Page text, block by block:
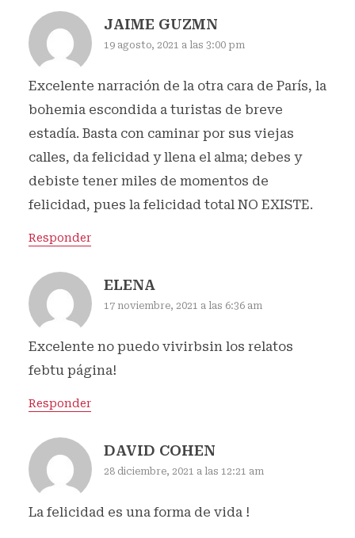
JAIME GUZMN
19 agosto, 2021 a las 3:00 pm
Excelente narración de la otra cara de París, la
bohemia escondida a turistas de breve
estadía. Basta con caminar por sus viejas
calles, da felicidad y llena el alma; debes y
debiste tener miles de momentos de
felicidad, pues la felicidad total NO EXISTE.
Responder
ELENA
17 noviembre, 2021 a las 6:36 am
Excelente no puedo vivirbsin los relatos
febtu página!
Responder
DAVID COHEN
28 diciembre, 2021 a las 12:21 am
La felicidad es una forma de vida !